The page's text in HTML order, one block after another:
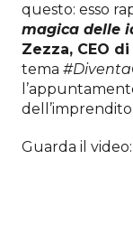
questo: esso
magica delle
Zezza, CEO
tema
Guarda il video: